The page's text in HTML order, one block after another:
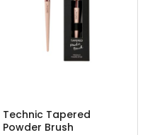
Technic Tapered
Powder Brush